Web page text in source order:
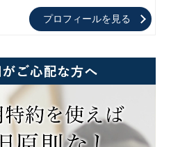
プロフィールを見る